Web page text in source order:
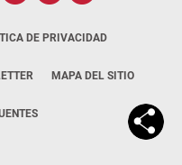
DE PRIVACIDAD
MAPA DEL SITIO